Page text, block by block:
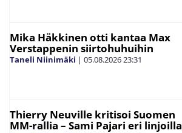
Mika Häkkinen otti kantaa Max
Verstappenin siirtohuhuihin
Taneli Niinimäki | 05.08.202623:31
Thierry Neuville kritisoi Suomen
MM-rallia – Sami Pajari eri linjoilla